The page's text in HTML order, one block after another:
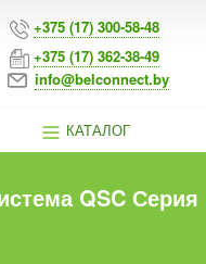
+375 (17) 300-58-48
+375 (17) 362-38-49
info@belconnect.by
КАТАЛОГ
QSC Серия